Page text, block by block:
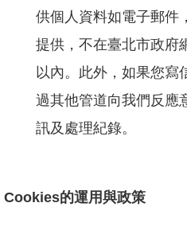
供個人資料如電子郵件
提供，不在臺北市政府
以內。此外，如果您寫
過其他管道向我們反應
訊及處理紀錄。
Cookies的運用與政策